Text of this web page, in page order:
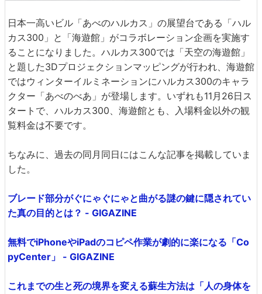
日本一高いビル「あべのハルカス」の展望台である「ハル
カス300」と「海遊館」がコラボレーション企画を実施す
ることになりました。ハルカス300では「天空の海遊館」
と題した3Dプロジェクションマッピングが行われ、海遊館
ではウィンターイルミネーションにハルカス300のキャラ
クター「あべのべあ」が登場します。いずれも11月26日ス
タートで、ハルカス300、海遊館とも、入場料金以外の観
覧料金は不要です。
ちなみに、過去の同月同日にはこんな記事を掲載していま
した。
ブレード部分がぐにゃぐにゃと曲がる謎の鍵に隠されてい
た真の目的とは？ - GIGAZINE
無料でiPhoneやiPadのコピペ作業が劇的に楽になる「Co
pyCenter」 - GIGAZINE
これまでの生と死の境界を変える蘇生方法は「人の身体を